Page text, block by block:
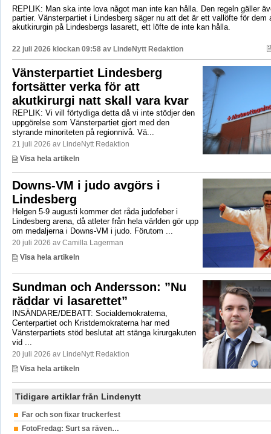
REPLIK: Man ska inte lova något man inte kan hålla. Den regeln gäller
partier. Vänsterpartiet i Lindesberg säger nu att det är ett vallöfte för dem
akutkirurgin på Lindesbergs lasarett, ett löfte de inte kan hålla.
22 juli 2026 klockan 09:58 av LindeNytt Redaktion
Vänsterpartiet Lindesberg
fortsätter verka för att
akutkirurgi natt skall vara kvar
REPLIK: Vi vill förtydliga detta då vi inte stödjer den
uppgörelse som Vänsterpartiet gjort med den
styrande minoriteten på regionnivå. Vä...
21 juli 2026 av LindeNytt Redaktion
Visa hela artikeln
Downs-VM i judo avgörs i
Lindesberg
Helgen 5-9 augusti kommer det råda judofeber i
Lindesberg arena, då atleter från hela världen gör upp
om medaljerna i Downs-VM i judo. Förutom ...
20 juli 2026 av Camilla Lagerman
Visa hela artikeln
Sundman och Andersson: ”Nu
räddar vi lasarettet”
INSÄNDARE/DEBATT: Socialdemokraterna,
Centerpartiet och Kristdemokraterna har med
Vänsterpartiets stöd beslutat att stänga kirurgakuten
vid ...
20 juli 2026 av LindeNytt Redaktion
Visa hela artikeln
Tidigare artiklar från Lindenytt
Far och son fixar truckerfest
FotoFredag: Surt sa räven…